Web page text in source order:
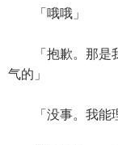
「哦哦」
「抱歉。那是我
气的」
「没事。我能理